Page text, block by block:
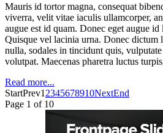
Mauris id tortor magna, consequat
viverra, velit vitae iaculis ullamcorper,
augue est id quam. Donec eget augue
Quisque vel lacinia urna. Donec dictum
nulla, sodales in tincidunt quis,
volutpat. Maecenas pharetra luctus
Read more...
StartPrev1 2345678910NextEnd
Page 1 of 10